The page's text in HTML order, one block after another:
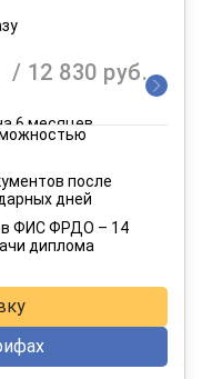
/ 12 830 руб.
6 месяцев
12 месяцев
после
дней
в ФИС ФРДО – 14
диплома